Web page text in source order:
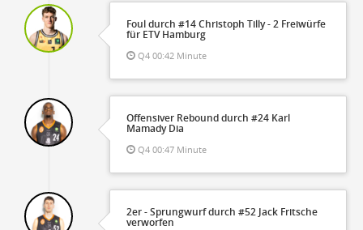
Foul durch #14 Christoph Tilly - 2 Freiwürfe
für ETV Hamburg
Q4 00:42 Minute
Offensiver Rebound durch #24 Karl
Mamady Dia
Q4 00:47 Minute
2er - Sprungwurf durch #52 Jack Fritsche
verworfen